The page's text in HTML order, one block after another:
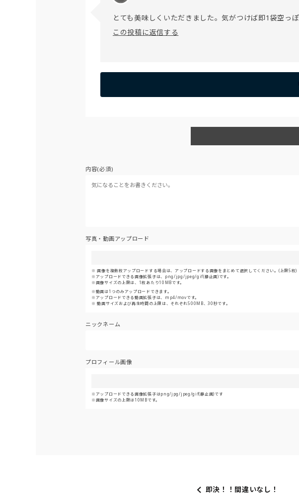
とても美味しくいただきました。気がつけば即1袋空っ
この投稿に返信する
内容(必須)
写真・動画アップロード
画像を複数枚アップロードする場合は、アップロードする画像をまとめて選択してください。(上限5枚)
アップロードできる画像拡張子は、png/jpg/jpeg/gif(静止画)です。
画像サイズの上限は、1枚あたり10MBです。
動画は1つのみアップロードできます。
アップロードできる動画拡張子は、mp4/movです。
動画サイズおよび再生時間の上限は、それぞれ500MB、30秒です。
ニックネーム
プロフィール画像
アップロードできる画像拡張子はpng/jpg/jpeg/gif(静止画)です
画像サイズの上限は10MBです。
即決！！間違いなし！